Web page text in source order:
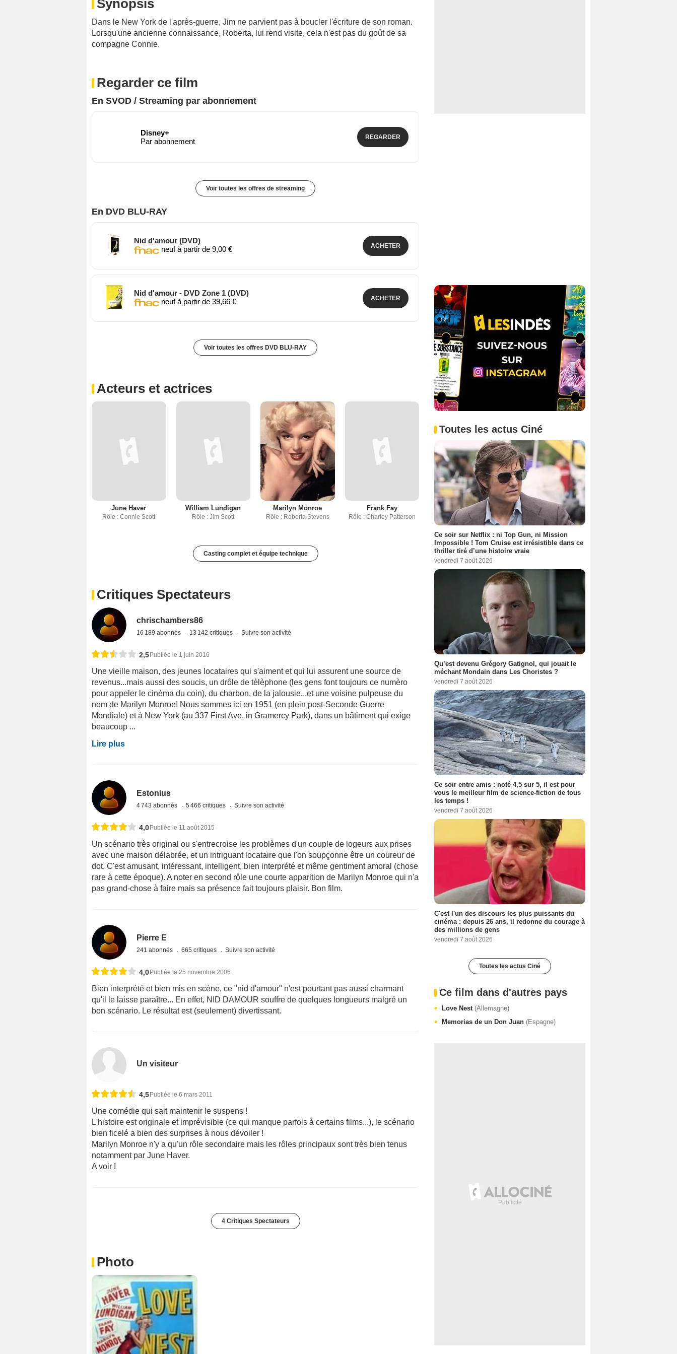
Synopsis
Dans le New York de l'après-guerre, Jim ne parvient pas à boucler l'écriture de son roman.
Lorsqu'une ancienne connaissance, Roberta, lui rend visite, cela n'est pas du goût de sa
compagne Connie.
Regarder ce film
En SVOD / Streaming par abonnement
Disney+
Par abonnement
REGARDER
Voir toutes les offres de streaming
En DVD BLU-RAY
Nid d'amour (DVD)
neuf à partir de 9,00 €
ACHETER
Nid d'amour - DVD Zone 1 (DVD)
neuf à partir de 39,66 €
ACHETER
Voir toutes les offres DVD BLU-RAY
Acteurs et actrices
June Haver
Rôle : Connie Scott
William Lundigan
Rôle : Jim Scott
Marilyn Monroe
Rôle : Roberta Stevens
Frank Fay
Rôle : Charley Patterson
Casting complet et équipe technique
Critiques Spectateurs
chrischambers86
16 189 abonnés 13 142 critiques Suivre son activité
2,5 Publiée le 1 juin 2016
Une vieille maison, des jeunes locataires qui s'aiment et qui lui assurent une source de
revenus...mais aussi des soucis, un drôle de tèlèphone (les gens font toujours ce numèro
pour appeler le cinèma du coin), du charbon, de la jalousie...et une voisine pulpeuse du
nom de Marilyn Monroe! Nous sommes ici en 1951 (en plein post-Seconde Guerre
Mondiale) et à New York (au 337 First Ave. in Gramercy Park), dans un bâtiment qui exige
beaucoup ...
Lire plus
Estonius
4 743 abonnés 5 466 critiques Suivre son activité
4,0 Publiée le 11 août 2015
Un scénario très original ou s'entrecroise les problèmes d'un couple de logeurs aux prises
avec une maison délabrée, et un intriguant locataire que l'on soupçonne être un coureur de
dot. C'est amusant, intéressant, intelligent, bien interprété et même gentiment amoral (chose
rare à cette époque). A noter en second rôle une courte apparition de Marilyn Monroe qui n'a
pas grand-chose à faire mais sa présence fait toujours plaisir. Bon film.
Pierre E
241 abonnés 665 critiques Suivre son activité
4,0 Publiée le 25 novembre 2006
Bien interprété et bien mis en scène, ce "nid d'amour" n'est pourtant pas aussi charmant
qu'il le laisse paraître... En effet, NID DAMOUR souffre de quelques longueurs malgré un
bon scénario. Le résultat est (seulement) divertissant.
Un visiteur
4,5 Publiée le 6 mars 2011
Une comédie qui sait maintenir le suspens !
L'histoire est originale et imprévisible (ce qui manque parfois à certains films...), le scénario
bien ficelé a bien des surprises à nous dévoiler !
Marilyn Monroe n'y a qu'un rôle secondaire mais les rôles principaux sont très bien tenus
notamment par June Haver.
A voir !
4 Critiques Spectateurs
Photo
Toutes les actus Ciné
Ce soir sur Netflix : ni Top Gun, ni Mission
Impossible ! Tom Cruise est irrésistible dans ce
thriller tiré d’une histoire vraie
vendredi 7 août 2026
Qu’est devenu Grégory Gatignol, qui jouait le
méchant Mondain dans Les Choristes ?
vendredi 7 août 2026
Ce soir entre amis : noté 4,5 sur 5, il est pour
vous le meilleur film de science-fiction de tous
les temps !
vendredi 7 août 2026
C'est l'un des discours les plus puissants du
cinéma : depuis 26 ans, il redonne du courage à
des millions de gens
vendredi 7 août 2026
Toutes les actus Ciné
Ce film dans d'autres pays
Love Nest (Allemagne)
Memorias de un Don Juan (Espagne)